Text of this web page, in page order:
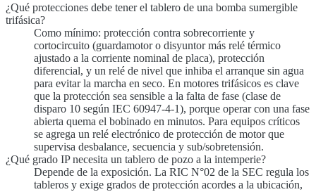
¿Qué protecciones debe tener el tablero de una bomba sumergible
trifásica?
Como mínimo: protección contra sobrecorriente y
cortocircuito (guardamotor o disyuntor más relé térmico
ajustado a la corriente nominal de placa), protección
diferencial, y un relé de nivel que inhiba el arranque sin agua
para evitar la marcha en seco. En motores trifásicos es clave
que la protección sea sensible a la falta de fase (clase de
disparo 10 según IEC 60947-4-1), porque operar con una fase
abierta quema el bobinado en minutos. Para equipos críticos
se agrega un relé electrónico de protección de motor que
supervisa desbalance, secuencia y sub/sobretensión.
¿Qué grado IP necesita un tablero de pozo a la intemperie?
Depende de la exposición. La RIC N°02 de la SEC regula los
tableros y exige grados de protección acordes a la ubicación,